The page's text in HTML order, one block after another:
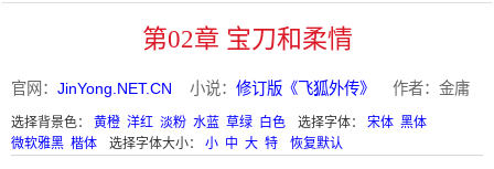
第02章 宝刀和柔情
官网： JinYong.NET.CN 小说： 修订版《飞狐外传》 作者：金庸
选择背景色： 黄橙 洋红 淡粉 水蓝 草绿 白色 选择字体： 宋体 黑体
微软雅黑 楷体 选择字体大小： 小 中 大 特 恢复默认